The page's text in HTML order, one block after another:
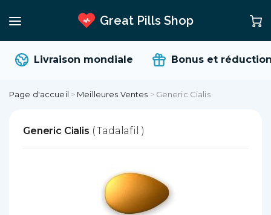
Great Pills Shop
Livraison mondiale Bonus et
Page d'accueil > Meilleures Ventes > Generic Cialis
Generic Cialis ( Tadalafil )